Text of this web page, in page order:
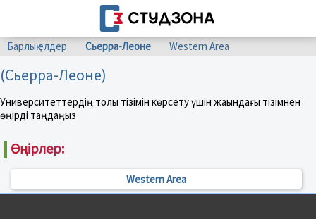
Барлық елдер Сьерра-Леоне Western Area
(Сьерра-Леоне)
Университеттердің толық тізімін көрсету үшін жақындағы тізімнен
өңірді таңдаңыз
Өңірлер:
Western Area